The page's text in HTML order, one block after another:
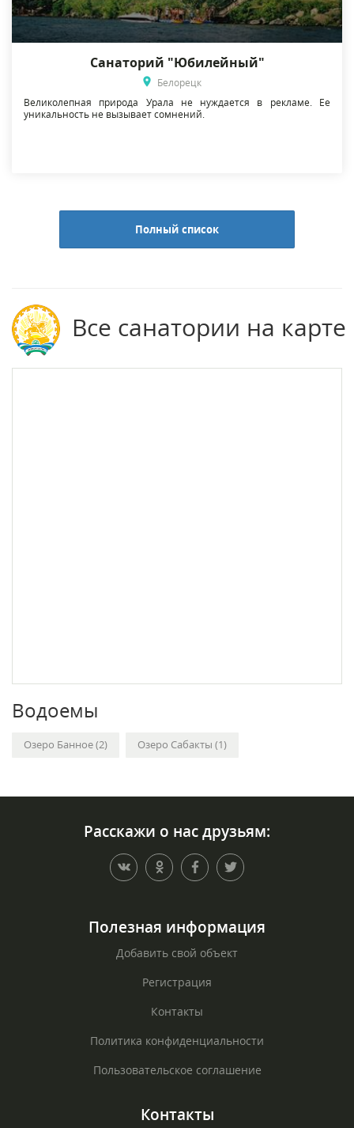
Санаторий "Юбилейный"
Белорецк
Великолепная природа Урала не нуждается в рекламе. Ее
уникальность не вызывает сомнений.
Полный список
Все санатории на карте
Водоемы
Озеро Банное (2) Озеро Сабакты (1)
Расскажи о нас друзьям:
Полезная информация
Добавить свой объект
Регистрация
Контакты
Политика конфиденциальности
Пользовательское соглашение
Контакты